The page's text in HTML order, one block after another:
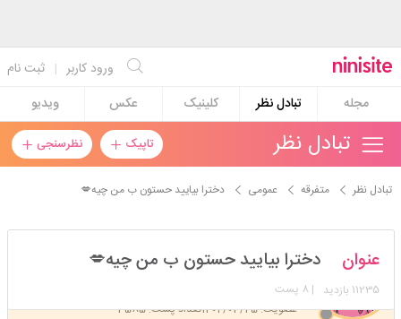
ثبت نام | ورود کاربر
مجله
تبادل نظر کلینیک عکس ویدیو
تاپیک نظرسنجی تبادل نظر
تبادل نظر متفرقه عمومی دخترا بیایید حستون ب من چیه💋
delin83
عضویت: 1402/03/25 تعداد پست: 3585
عنوان دخترا بیایید حستون ب من چیه💋
11235 بازدید | 8 پست